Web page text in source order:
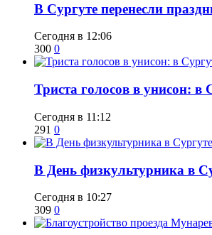
​В Сургуте перенесли
Сегодня в 12:06
300 0
​Триста голосов в унисон: в
Сегодня в 11:12
291 0
​В День физкультурника в
Сегодня в 10:27
309 0